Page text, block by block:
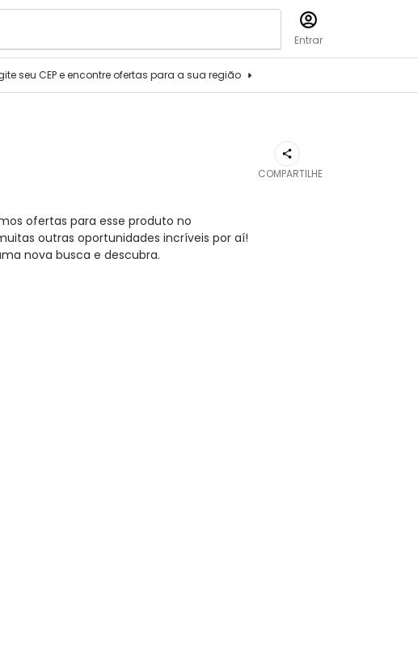
Entrar
seu CEP e encontre ofertas para a sua região
COMPARTILHE
ofertas para esse produto no
outras oportunidades incríveis por aí!
nova busca e descubra.